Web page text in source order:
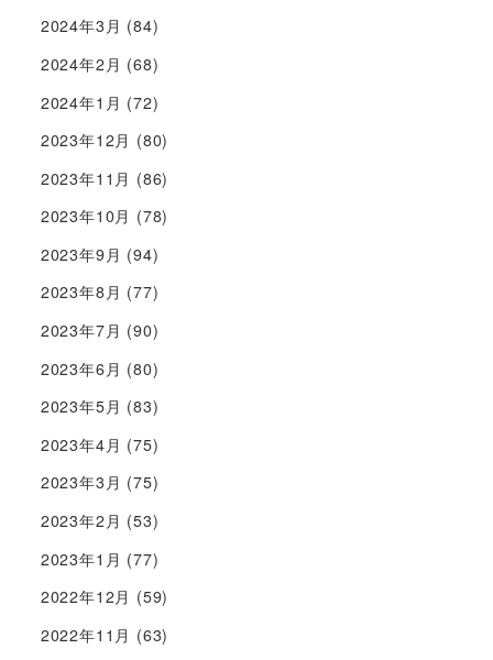
2024年3月 (84)
2024年2月 (68)
2024年1月 (72)
2023年12月 (80)
2023年11月 (86)
2023年10月 (78)
2023年9月 (94)
2023年8月 (77)
2023年7月 (90)
2023年6月 (80)
2023年5月 (83)
2023年4月 (75)
2023年3月 (75)
2023年2月 (53)
2023年1月 (77)
2022年12月 (59)
2022年11月 (63)